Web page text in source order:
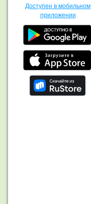
Доступен в мобильном
приложении